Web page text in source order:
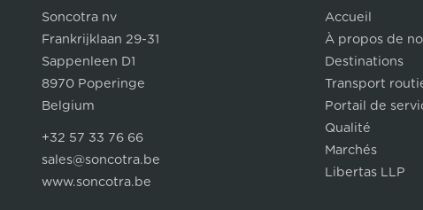
Soncotra nv
Frankrijklaan 29-31
Sappenleen D1
8970 Poperinge
Belgium
+32 57 33 76 66
sales@soncotra.be
www.soncotra.be
Accueil
À propos de
Destinations
Transport
Portail de
Qualité
Marchés
Libertas LLP